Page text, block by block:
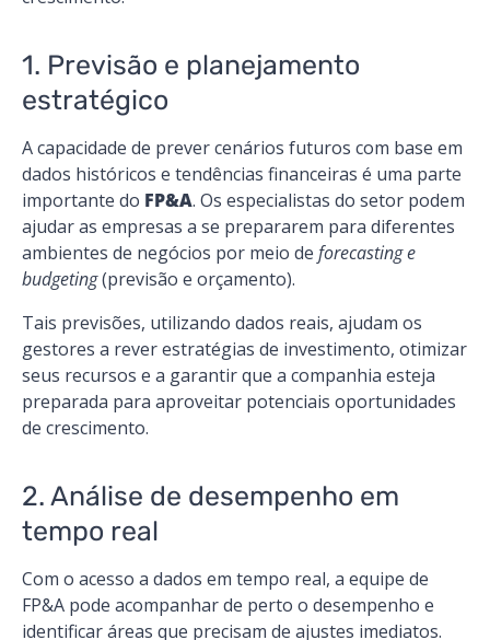
1. Previsão e planejamento
estratégico
A capacidade de prever cenários futuros com base em
dados históricos e tendências financeiras é uma parte
importante do FP&A. Os especialistas do setor podem
ajudar as empresas a se prepararem para diferentes
ambientes de negócios por meio de forecasting e
budgeting(previsão e orçamento).
Tais previsões, utilizando dados reais, ajudam os
gestores a rever estratégias de investimento, otimizar
seus recursos e a garantir que a companhia esteja
preparada para aproveitar potenciais oportunidades
de crescimento.
2. Análise de desempenho em
tempo real
Com o acesso a dados em tempo real, a equipe de
FP&A pode acompanhar de perto o desempenho e
identificar áreas que precisam de ajustes imediatos.